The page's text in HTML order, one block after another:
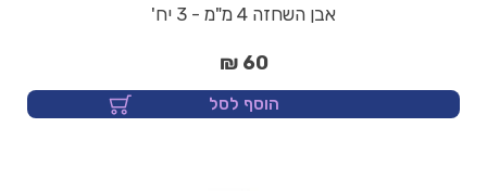
אבן השחזה 4 מ"מ - 3 יח'
60 ₪
הוסף לסל